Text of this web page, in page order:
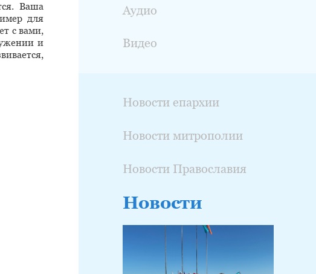
Ваша
для
с вами,
и
Аудио
Видео
Новости епархии
Новости митрополии
Новости Православия
Новости